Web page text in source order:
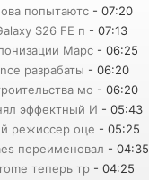
попытаютс - 07:20
S26 FE п - 07:13
Марс - 06:25
разрабаты - 06:20
мо - 06:20
эффектный И - 05:43
режиссер оце - 05:25
переименовал - 04:35
теперь тр - 04:25